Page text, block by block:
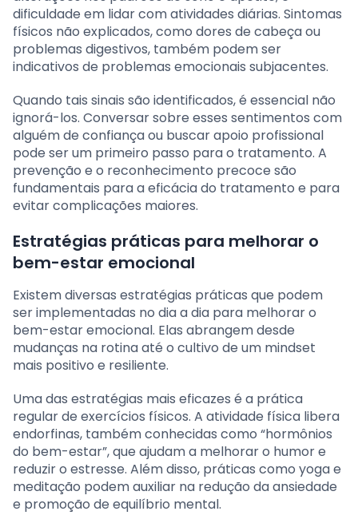
dificuldade em lidar com atividades diárias. Sintomas
físicos não explicados, como dores de cabeça ou
problemas digestivos, também podem ser
indicativos de problemas emocionais subjacentes.
Quando tais sinais são identificados, é essencial não
ignorá-los. Conversar sobre esses sentimentos com
alguém de confiança ou buscar apoio profissional
pode ser um primeiro passo para o tratamento. A
prevenção e o reconhecimento precoce são
fundamentais para a eficácia do tratamento e para
evitar complicações maiores.
Estratégias práticas para melhorar o
bem-estar emocional
Existem diversas estratégias práticas que podem
ser implementadas no dia a dia para melhorar o
bem-estar emocional. Elas abrangem desde
mudanças na rotina até o cultivo de um mindset
mais positivo e resiliente.
Uma das estratégias mais eficazes é a prática
regular de exercícios físicos. A atividade física libera
endorfinas, também conhecidas como “hormônios
do bem-estar”, que ajudam a melhorar o humor e
reduzir o estresse. Além disso, práticas como yoga e
meditação podem auxiliar na redução da ansiedade
e promoção de equilíbrio mental.